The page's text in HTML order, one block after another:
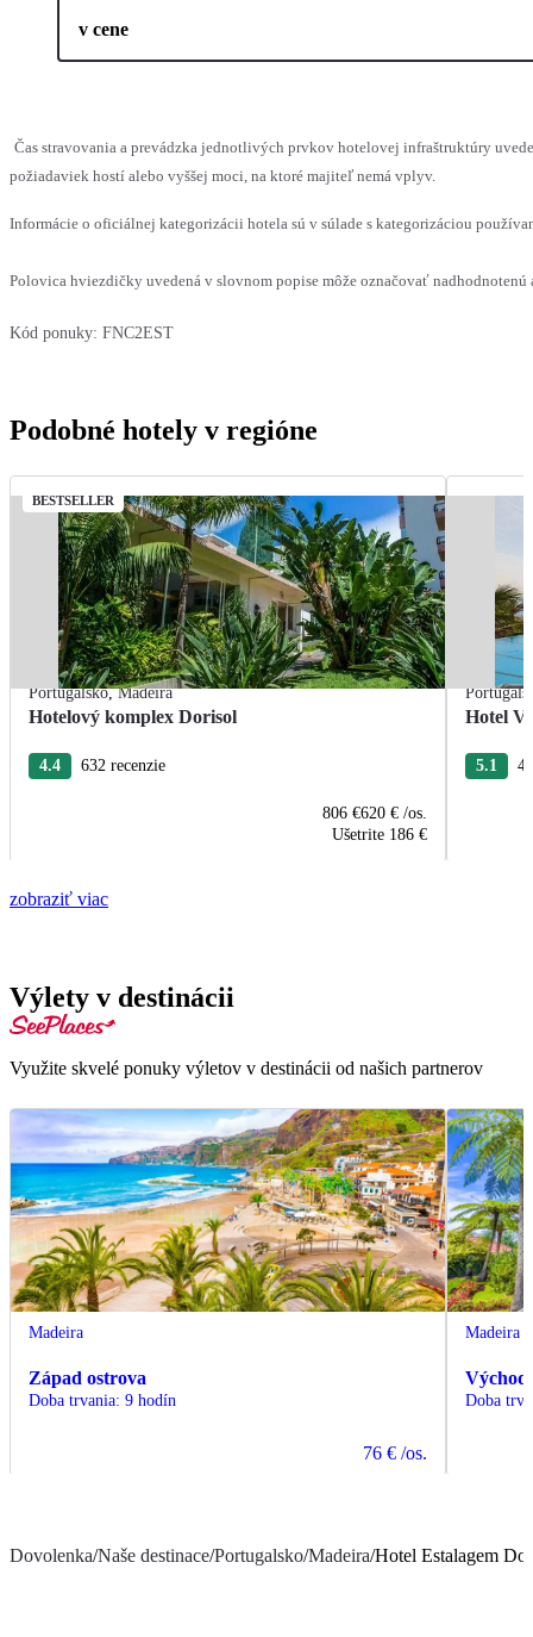
v cene
Čas stravovania a prevádzka jednotlivých prvkov hotelovej infraštruktúry
požiadaviek hostí alebo vyššej moci, na ktoré majiteľ nemá vplyv.
Informácie o oficiálnej kategorizácii hotela sú v súlade s kategorizáciou
Polovica hviezdičky uvedená v slovnom popise môže označovať
Kód ponuky: FNC2EST
Podobné hotely v regióne
BESTSELLER
Portugalsko,Madeira
Hotelový komplex Dorisol
4.4 632 recenzie
806 €620 € /os.
Ušetrite 186 €
Hotel
5.1
zobraziť viac
Výlety v destinácii
Využite skvelé ponuky výletov v destinácii od našich partnerov
Madeira
Západ ostrova
Doba trvania: 9 hodín
76 € /os.
Madeira
Východ
Doba
Dovolenka/Naše destinace/Portugalsko/Madeira/Hotel Estalagem Do